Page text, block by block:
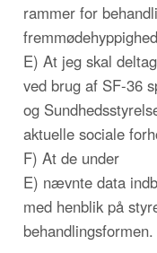
rammer for
E) At jeg skal
ved brug af SF-36
og
aktuelle sociale
F) At de under
E) nævnte data
med henblik på
behandlingsformen.